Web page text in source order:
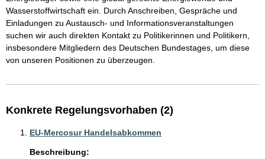
Wasserstoffwirtschaft ein. Durch Anschreiben, Gespräche und
Einladungen zu Austausch- und Informationsveranstaltungen
suchen wir auch direkten Kontakt zu Politikerinnen und Politikern,
insbesondere Mitgliedern des Deutschen Bundestages, um diese
Konkrete Regelungsvorhaben (2)
EU-Mercosur Handelsabkommen
Beschreibung: